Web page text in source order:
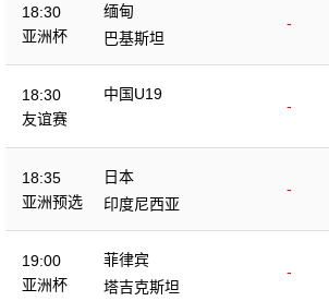
18:30
亚洲杯
缅甸
-
巴基斯坦
18:30
友谊赛
中国U19
-
18:35
亚洲预选
日本
-
印度尼西亚
19:00
亚洲杯
菲律宾
-
塔吉克斯坦